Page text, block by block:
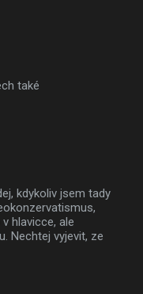
také
kdykoliv jsem tady
hlavicce, ale
Nechtej vyjevit, ze